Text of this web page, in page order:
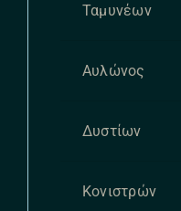
Ταμυνέων
Αυλώνος
Δυστίων
Κονιστρών